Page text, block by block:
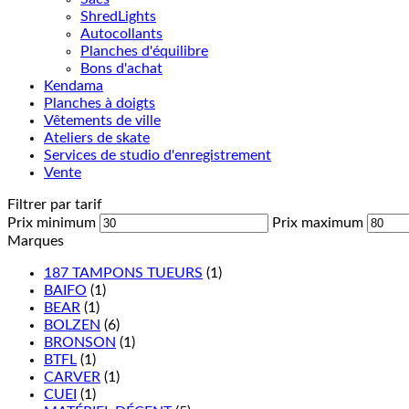
ShredLights
Autocollants
Planches d'équilibre
Bons d'achat
Kendama
Planches à doigts
Vêtements de ville
Ateliers de skate
Services de studio d'enregistrement
Vente
Filtrer par tarif
Prix minimum
Prix maximum
Marques
187 TAMPONS TUEURS (1)
BAIFO (1)
BEAR (1)
BOLZEN (6)
BRONSON (1)
BTFL (1)
CARVER (1)
CUEI (1)